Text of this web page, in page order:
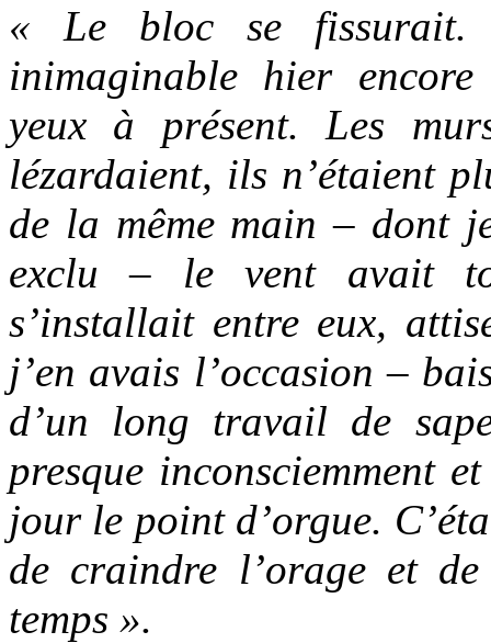
« Le bloc se fissurait.
inimaginable hier
yeux à présent. Les
lézardaient, ils n’étaient
de la même main – dont
exclu – le vent avait
s’installait entre eux,
j’en avais l’occasion –
d’un long travail de
presque inconsciemment
jour le point d’orgue.
de craindre l’orage et
temps ».